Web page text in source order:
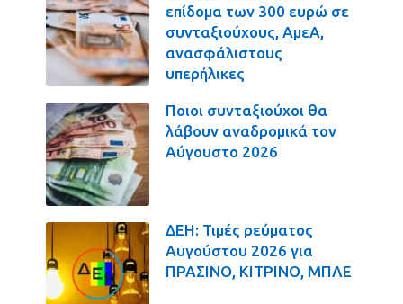
επίδομα των 300 ευρώ σε
συνταξιούχους, ΑμεΑ,
ανασφάλιστους
υπερήλικες
Ποιοι συνταξιούχοι θα
λάβουν αναδρομικά τον
Αύγουστο 2026
ΔΕΗ: Τιμές ρεύματος
Αυγούστου 2026 για
ΠΡΑΣΙΝΟ, ΚΙΤΡΙΝΟ, ΜΠΛΕ